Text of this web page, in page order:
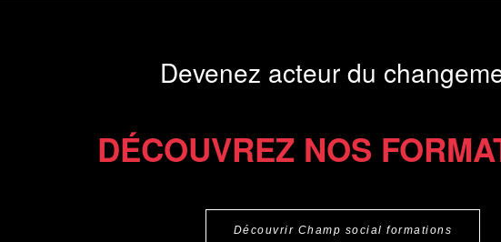
Devenez acteur du
DÉCOUVREZ NOS
Découvrir Champ social formations